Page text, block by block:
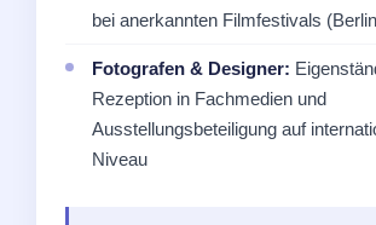
bei anerkannten Filmfestivals
Fotografen & Designer:
Rezeption in Fachmedien und
Ausstellungsbeteiligung auf
Niveau